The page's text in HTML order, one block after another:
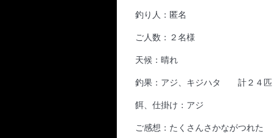
釣り人：匿名
ご人数：２名様
天候：晴れ
釣果：アジ、キジハタ 計２４
餌、仕掛け：アジ
ご感想：たくさんさかながつれた